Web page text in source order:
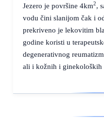
Jezero je površine 4km2,
vodu čini slanijom čak i
prekriveno je lekovitim
godine koristi u
degenerativnog
ali i kožnih i ginekoloških